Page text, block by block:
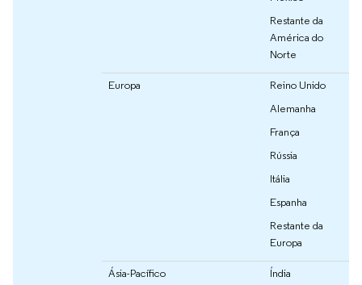
Restante da
América do
Norte
Europa
Reino Unido
Alemanha
França
Rússia
Itália
Espanha
Restante da
Europa
Ásia-Pacífico
Índia